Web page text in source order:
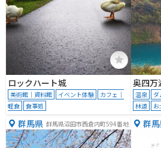
ロックハート城
美術館｜資料館 イベント体験
カフェ｜
軽食
食事処
奥四万
温泉 ダ
林道
お
群馬県 群馬県沼田市西倉内町594番地 群